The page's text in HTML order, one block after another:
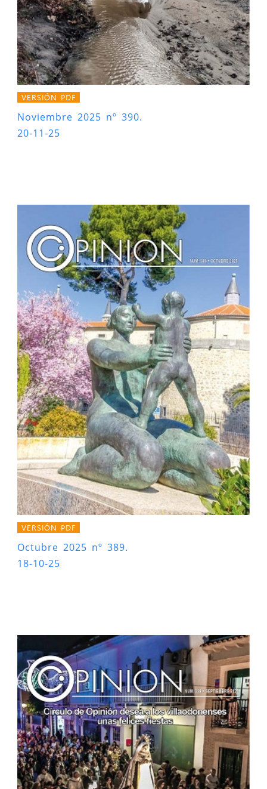
VERSIÓN PDF
Noviembre 2025 nº 390.
20-11-25
VERSIÓN PDF
Octubre 2025 nº 389.
18-10-25